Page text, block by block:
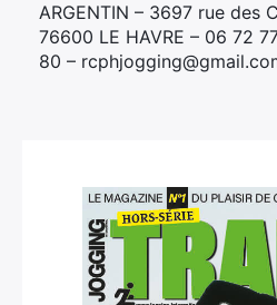
ARGENTIN – 3697 rue des
76600 LE HAVRE – 06 72
80 –